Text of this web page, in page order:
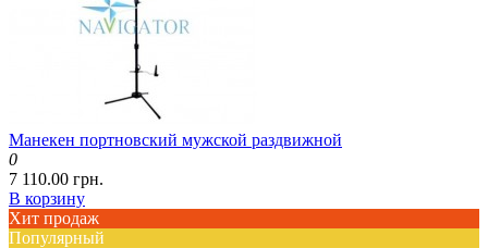
Манекен портновский мужской раздвижной
0
7 110.00 грн.
В корзину
Хит продаж
Популярный